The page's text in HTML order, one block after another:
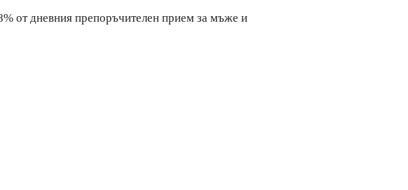
от дневния препоръчителен прием за мъже и